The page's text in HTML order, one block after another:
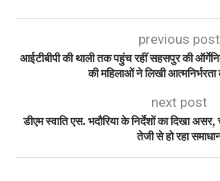
previous post
आईटीबीपी की थाली तक पहुंच रहीं सहसपुर की
की महिलाओं ने लिखी आत्मनिर्भरता
next post
डीएम स्वाति एस. भदौरिया के निर्देशों का दिखा
तेजी से हो रहा